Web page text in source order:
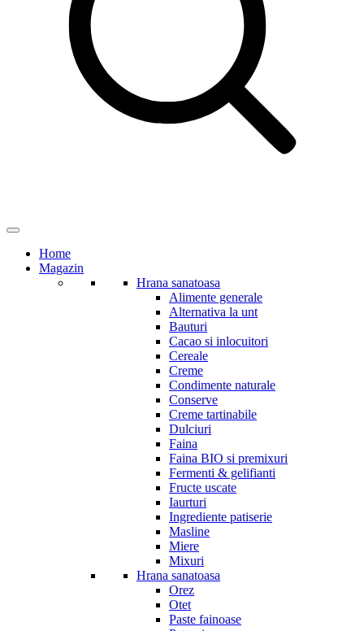
Home
Magazin
Hrana sanatoasa
Alimente generale
Alternativa la unt
Bauturi
Cacao si inlocuitori
Cereale
Creme
Condimente naturale
Conserve
Creme tartinabile
Dulciuri
Faina
Faina BIO si premixuri
Fermenti & gelifianti
Fructe uscate
Iaurturi
Ingrediente patiserie
Masline
Miere
Mixuri
Hrana sanatoasa
Orez
Otet
Paste fainoase